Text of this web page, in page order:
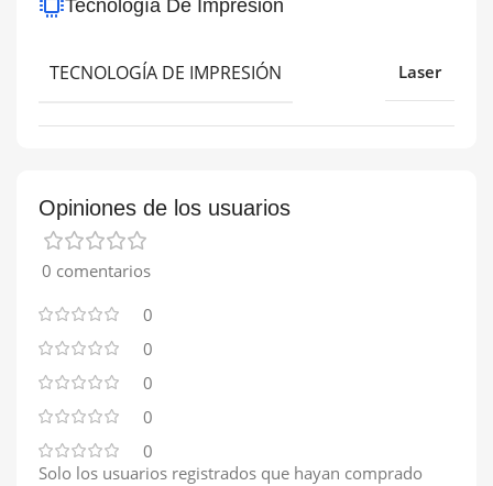
Tecnología De Impresión
TECNOLOGÍA DE IMPRESIÓN Laser
Opiniones de los usuarios
0 comentarios
0
0
0
0
0
Solo los usuarios registrados que hayan comprado